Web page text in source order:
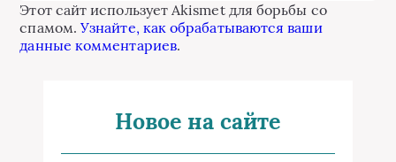
Этот сайт использует Akismet для борьбы со
спамом.Узнайте, как обрабатываются ваши
данные комментариев.
Новое на сайте